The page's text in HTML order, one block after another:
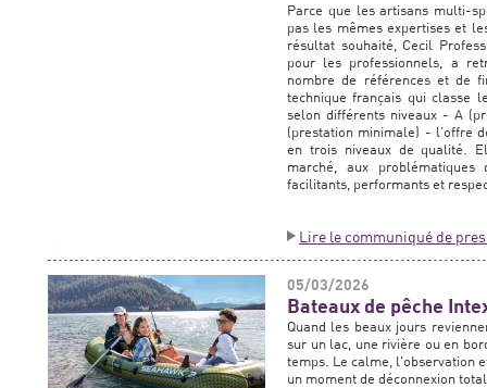
Parce que les artisans multi-
pas les mêmes expertises et
résultat souhaité, Cecil
pour les professionnels, a
nombre de références et de
technique français qui classe
selon différents niveaux - A
(prestation minimale) - l’offre
en trois niveaux de qualité.
marché, aux
facilitants, performants et
Lire le communiqué de
05/03/2026
Bateaux de pêche
Quand les beaux jours
sur un lac, une rivière ou en
temps. Le calme, l'observation
un moment de déconnexion